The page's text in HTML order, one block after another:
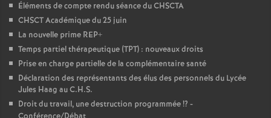
Éléments de compte rendu séance du CHSCTA
CHSCT Académique du 25 juin
La nouvelle prime REP+
Temps partiel thérapeutique (TPT) : nouveaux droits
Prise en charge partielle de la complémentaire santé
Déclaration des représentants des élus des personnels du Lycée
Jules Haag au C.H.S.
Droit du travail, une destruction programmée!? -